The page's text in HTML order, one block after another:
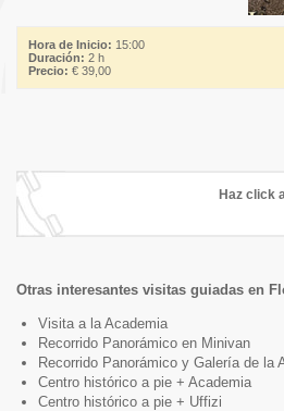
Hora de Inicio: 15:00
Duración: 2 h
Precio: € 39,00
Haz click
Otras interesantes visitas guiadas en
Visita a la Academia
Recorrido Panorámico en Minivan
Recorrido Panorámico y Galería de la
Centro histórico a pie + Academia
Centro histórico a pie + Uffizi